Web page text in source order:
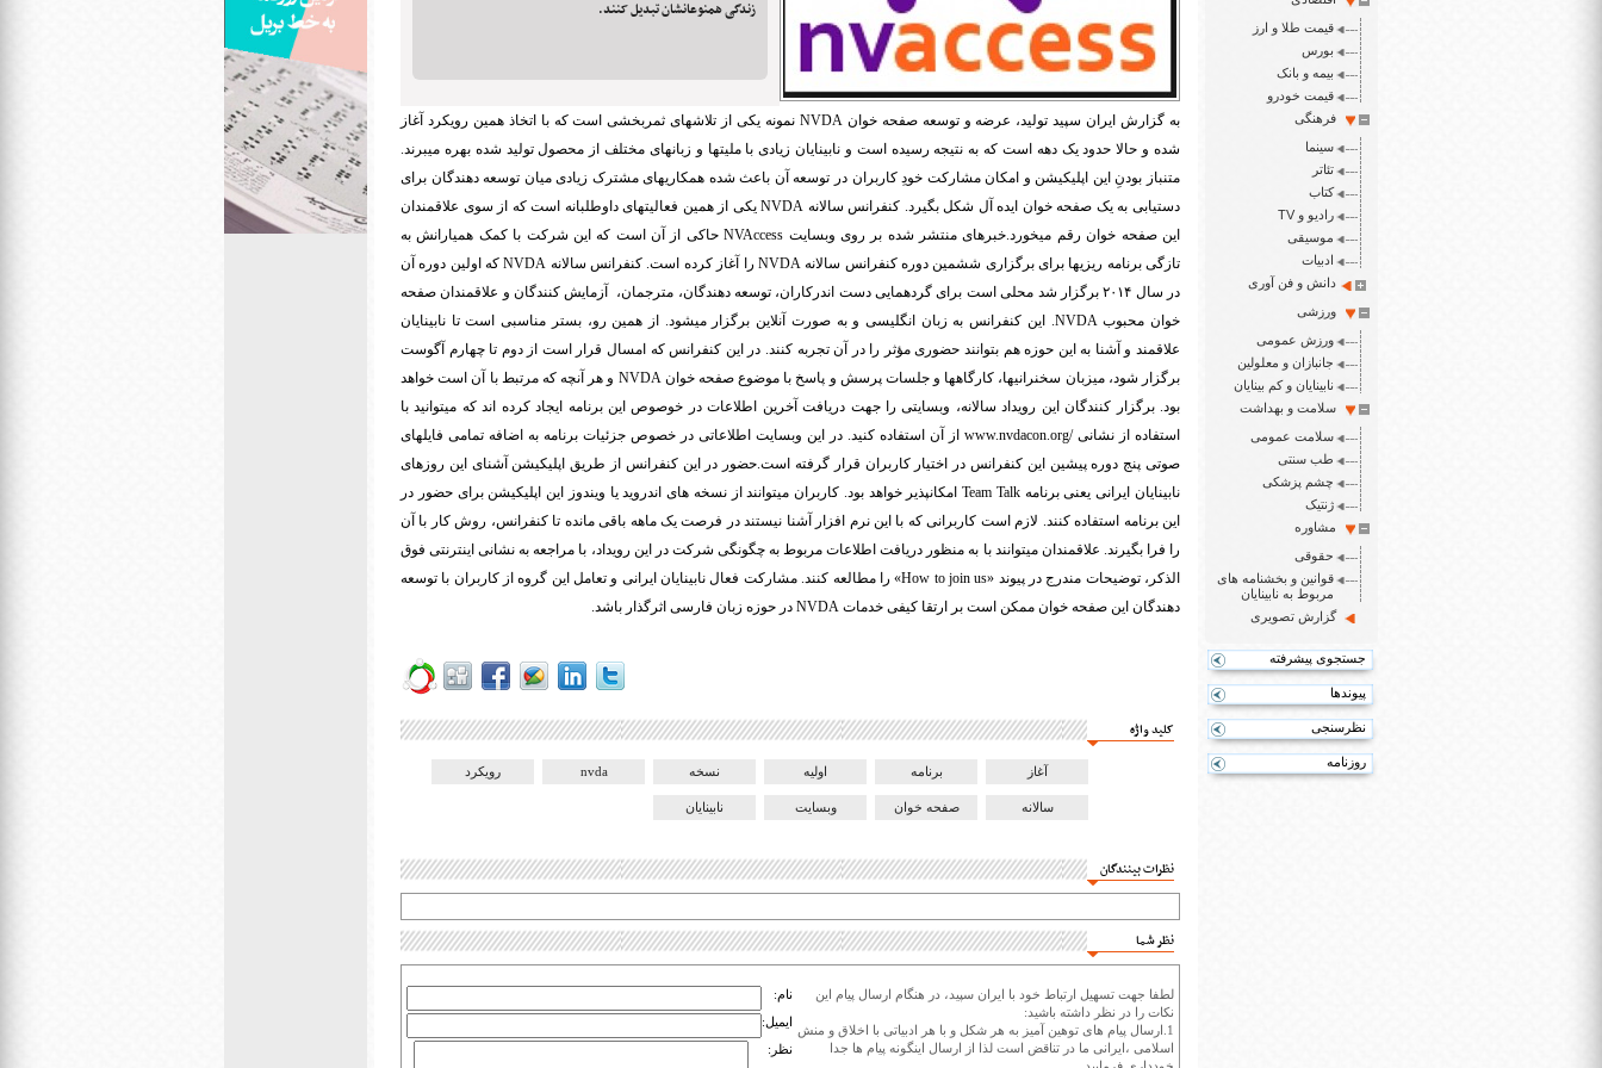
قیمت طلا و ارز
بورس
بیمه و بانک
قیمت خودرو
فرهنگی
سینما
تئاتر
کتاب
رادیو و TV
موسیقی
ادبیات
دانش و فن آوری
ورزشی
ورزش عمومی
جانبازان و معلولین
نابینایان و کم بینایان
سلامت و بهداشت
سلامت عمومی
طب سنتی
چشم پزشکی
ژنتیک
مشاوره
حقوقی
قوانین و بخشنامه های
مربوط به نابینایان
گزارش تصویری
جستجوی پیشرفته
پیوندها
نظرسنجی
روزنامه
زندگی همنوعانشان تبدیل کنند.
به گزارش ایران سپید تولید، عرضه و توسعه صفحه خوانNVDA نمونه یکی از تلاشهای ثمربخشی است که با اتخاذ همین رویکرد آغاز
شده و حالا حدود یک دهه است که به نتیجه رسیده است و نابینایان زیادی با ملیتها و زبانهای مختلف از محصول تولید شده بهره میبرند.
متنباز بودنِ این اپلیکیشن و امکان مشارکت خودِ کاربران در توسعه آن باعث شده همکاریهای مشترک زیادی میان توسعه دهندگان برای
دستیابی به یک صفحه خوان ایده آل شکل بگیرد. کنفرانس سالانه NVDAیکی از همین فعالیتهای داوطلبانه است که از سوی علاقمندان
این صفحه خوان رقم میخورد.خبرهای منتشر شده بر روی وبسایت NVAccessحاکی از آن است که این شرکت با کمک همیارانش به
تازگی برنامه ریزیها برای برگزاری ششمین دوره کنفرانس سالانهNVDA را آغاز کرده است. کنفرانس سالانه NVDAکه اولین دوره آن
در سال ۲۰۱۴ برگزار شد محلی است برای گردهمایی دست اندرکاران، توسعه دهندگان، مترجمان، آزمایش کنندگان و علاقمندان صفحه
خوان محبوبNVDA. این کنفرانس به زبان انگلیسی و به صورت آنلاین برگزار میشود. از همین رو، بستر مناسبی است تا نابینایان
علاقمند و آشنا به این حوزه هم بتوانند حضوری مؤثر را در آن تجربه کنند. در این کنفرانس که امسال قرار است از دوم تا چهارم آگوست
برگزار شود، میزبان سخنرانیها، کارگاهها و جلسات پرسش و پاسخ با موضوع صفحه خوانNVDA و هر آنچه که مرتبط با آن است خواهد
بود. برگزار کنندگان این رویداد سالانه، وبسایتی را جهت دریافت آخرین اطلاعات در خوصوص این برنامه ایجاد کرده اند که میتوانید با
استفاده از نشانیwww.nvdacon.org/ از آن استفاده کنید. در این وبسایت اطلاعاتی در خصوص جزئیات برنامه به اضافه تمامی فایلهای
صوتی پنج دوره پیشین این کنفرانس در اختیار کاربران قرار گرفته است.حضور در این کنفرانس از طریق اپلیکیشن آشنای این روزهای
نابینایان ایرانی یعنی برنامهTeam Talkامکانپذیر خواهد بود. کاربران میتوانند از نسخه های اندروید یا ویندوز این اپلیکیشن برای حضور در
این برنامه استفاده کنند. لازم است کاربرانی که با این نرم افزار آشنا نیستند در فرصت یک ماهه باقی مانده تا کنفرانس، روش کار با آن
را فرا بگیرند. علاقمندان میتوانند با به منظور دریافت اطلاعات مربوط به چگونگی شرکت در این رویداد، با مراجعه به نشانی اینترنتی فوق
الذکر، توضیحات مندرج در پیوند «How to join us» را مطالعه کنند. مشارکت فعال نابینایان ایرانی و تعامل این گروه از کاربران با توسعه
دهندگان این صفحه خوان ممکن است بر ارتقا کیفی خدمات NVDA در حوزه زبان فارسی اثرگذار باشد.
کلید واژه
آغاز برنامه اولیه نسخه nvda رویکرد
سالانه صفحه خوان وبسایت نابینایان
نظرات بینندگان
نظر شما
لطفا جهت تسهیل ارتباط خود با ایران سپید، در هنگام ارسال پیام این
نکات را در نظر داشته باشید:
1.ارسال پیام های توهین آمیز به هر شکل و با هر ادبیاتی با اخلاق و منش
اسلامی ،ایرانی ما در تناقض است لذا از ارسال اینگونه پیام ها جدا
نام:
ایمیل:
نظر: